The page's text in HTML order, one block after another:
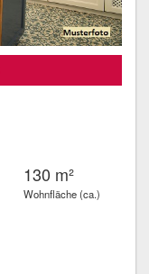
130 m²
Wohnfläche (ca.)